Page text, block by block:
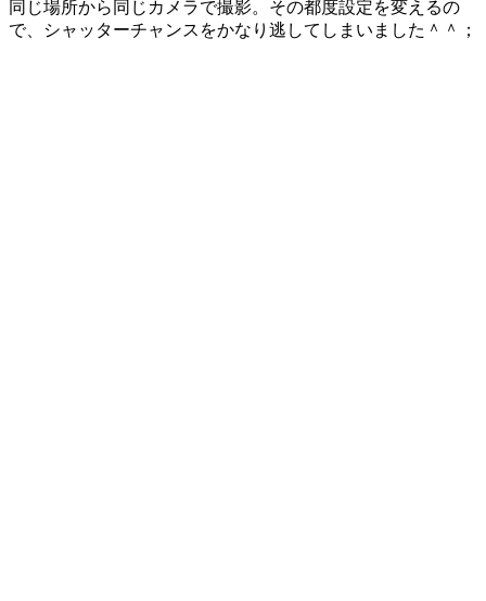
同じ場所から同じカメラで撮影。その都度設定を変えるの
で、シャッターチャンスをかなり逃してしまいました＾＾；